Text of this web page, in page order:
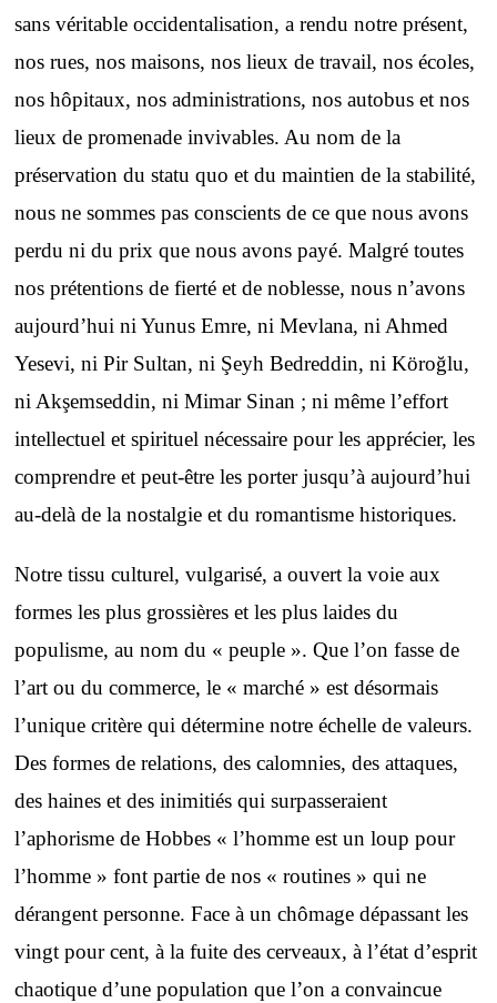
sans véritable occidentalisation, a rendu notre présent,
nos rues, nos maisons, nos lieux de travail, nos écoles,
nos hôpitaux, nos administrations, nos autobus et nos
lieux de promenade invivables. Au nom de la
préservation du statu quo et du maintien de la stabilité,
nous ne sommes pas conscients de ce que nous avons
perdu ni du prix que nous avons payé. Malgré toutes
nos prétentions de fierté et de noblesse, nous n’avons
aujourd’hui ni Yunus Emre, ni Mevlana, ni Ahmed
Yesevi, ni Pir Sultan, ni Şeyh Bedreddin, ni Köroğlu,
ni Akşemseddin, ni Mimar Sinan ; ni même l’effort
intellectuel et spirituel nécessaire pour les apprécier, les
comprendre et peut-être les porter jusqu’à aujourd’hui
au-delà de la nostalgie et du romantisme historiques.
Notre tissu culturel, vulgarisé, a ouvert la voie aux
formes les plus grossières et les plus laides du
populisme, au nom du « peuple ». Que l’on fasse de
l’art ou du commerce, le « marché » est désormais
l’unique critère qui détermine notre échelle de valeurs.
Des formes de relations, des calomnies, des attaques,
des haines et des inimitiés qui surpasseraient
l’aphorisme de Hobbes « l’homme est un loup pour
l’homme » font partie de nos « routines » qui ne
dérangent personne. Face à un chômage dépassant les
vingt pour cent, à la fuite des cerveaux, à l’état d’esprit
chaotique d’une population que l’on a convaincue